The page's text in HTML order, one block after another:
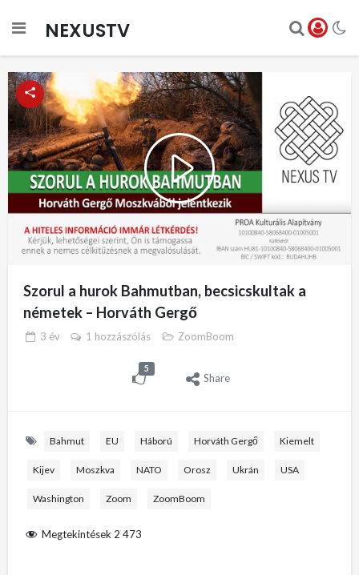
NEXUSTV
Play
Video
Szorul a hurok Bahmutban, becsicskultak a
németek – Horváth Gergő
3 év 1 hozzászólás ZoomBoom
5
Share
Bahmut EU Háború Horváth Gergő Kiemelt
Kijev Moszkva NATO Orosz Ukrán USA
Washington Zoom ZoomBoom
Megtekintések 2 473